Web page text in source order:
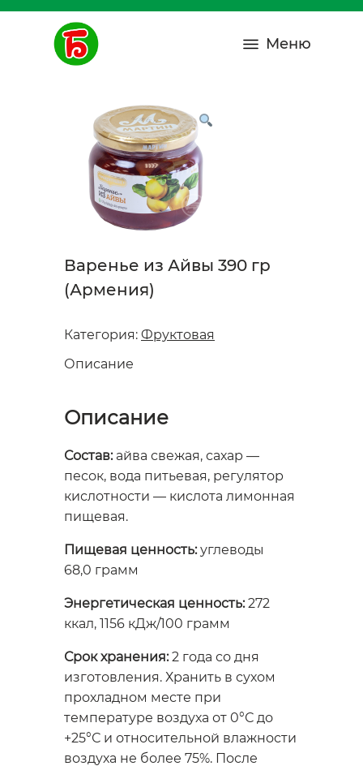
Меню
Варенье из Айвы 390 гр
(Армения)
Категория: Фруктовая
Описание
Описание
Состав: айва свежая, сахар —
песок, вода питьевая, регулятор
кислотности — кислота лимонная
пищевая.
Пищевая ценность:углеводы
68,0 грамм
Энергетическая ценность:272
ккал, 1156 кДж/100 грамм
Срок хранения:2 года со дня
изготовления. Хранить в сухом
прохладном месте при
температуре воздуха от 0°С до
+25°С и относительной влажности
воздуха не более 75%. После